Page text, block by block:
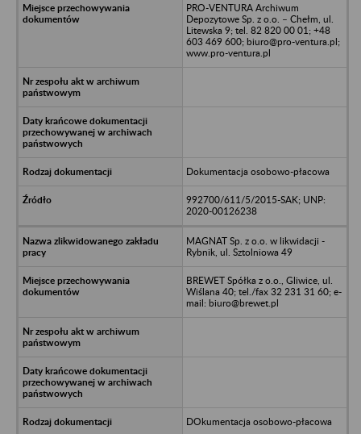
PRO-VENTURA Archiwum
Depozytowe Sp. z o.o. – Chełm, ul.
Litewska 9; tel. 82 820 00 01; +48
603 469 600; biuro@pro-ventura.pl;
www.pro-ventura.pl
Dokumentacja osobowo-płacowa
992700/611/5/2015-SAK; UNP:
2020-00126238
MAGNAT Sp. z o.o. w likwidacji -
Rybnik, ul. Sztolniowa 49
BREWET Spółka z o.o., Gliwice, ul.
Wiślana 40; tel./fax 32 231 31 60; e-
mail: biuro@brewet.pl
DOkumentacja osobowo-płacowa